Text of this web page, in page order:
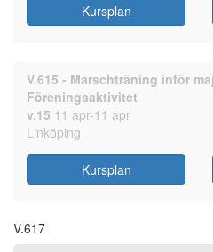
Kursplan
V.615 - Marschträning inför
Föreningsaktivitet
v.15 11 apr-11 apr
Linköping
Kursplan
V.617